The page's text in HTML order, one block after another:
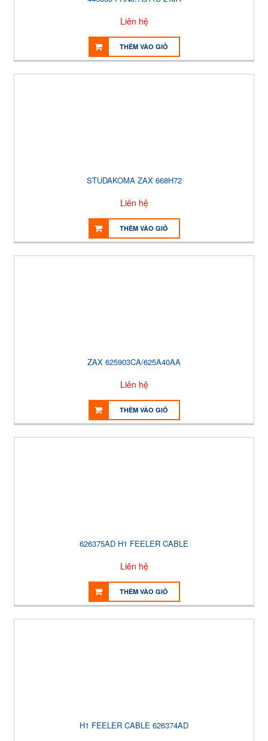
Liên hệ
THÊM VÀO GIỎ
STUDAKOMA ZAX 668H72
Liên hệ
THÊM VÀO GIỎ
ZAX 625903CA/625A40AA
Liên hệ
THÊM VÀO GIỎ
626375AD H1 FEELER CABLE
Liên hệ
THÊM VÀO GIỎ
H1 FEELER CABLE 626374AD